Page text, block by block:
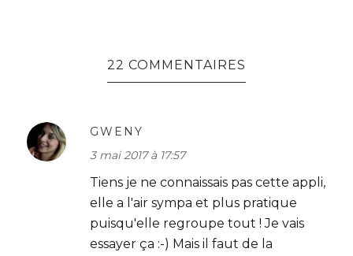
22 COMMENTAIRES
GWENY
3 mai 2017 à 17:57
Tiens je ne connaissais pas cette appli,
elle a l'air sympa et plus pratique
puisqu'elle regroupe tout ! Je vais
essayer ça :-) Mais il faut de la